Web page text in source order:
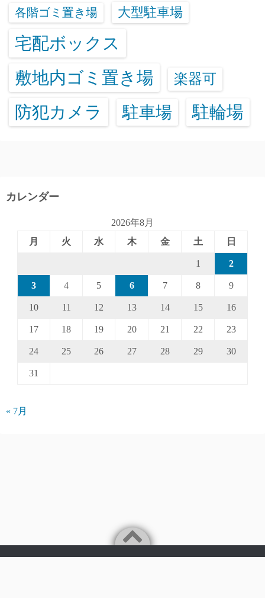
各階ゴミ置き場 大型駐車場
宅配ボックス
敷地内ゴミ置き場
楽器可
防犯カメラ 駐車場 駐輪場
カレンダー
2026年8月
月
火 水 木 金 土 日
1 2
3 4 5 6 7 8 9
10 11 12 13 14 15 16
17 18 19 20 21 22 23
24 25 26 27 28 29 30
31
« 7月